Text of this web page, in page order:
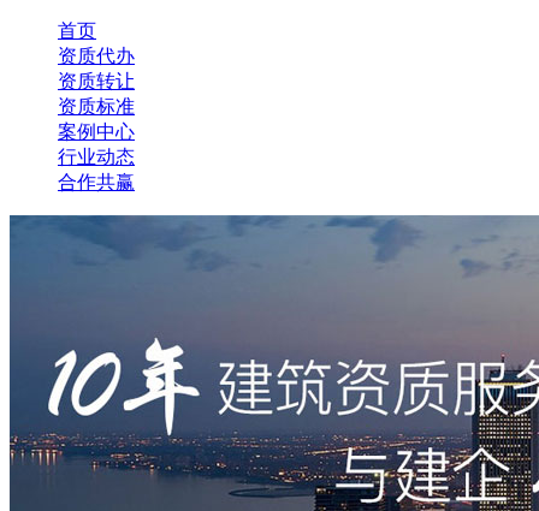
首页
资质代办
资质转让
资质标准
案例中心
行业动态
合作共赢